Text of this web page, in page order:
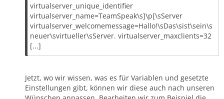
virtualserver_unique_identifier
virtualserver_name=TeamSpeak\s]\p[\sServer
virtualserver_welcomemessage=Hallo!\sDas\sist\sein\s
neuer\svirtueller\sServer. virtualserver_maxclients=32
[...]
Jetzt, wo wir wissen, was es für Variablen und gesetzte
Einstellungen gibt, können wir diese auch nach unseren